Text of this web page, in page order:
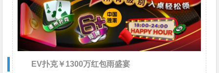
EV扑克￥1300万红包雨盛宴